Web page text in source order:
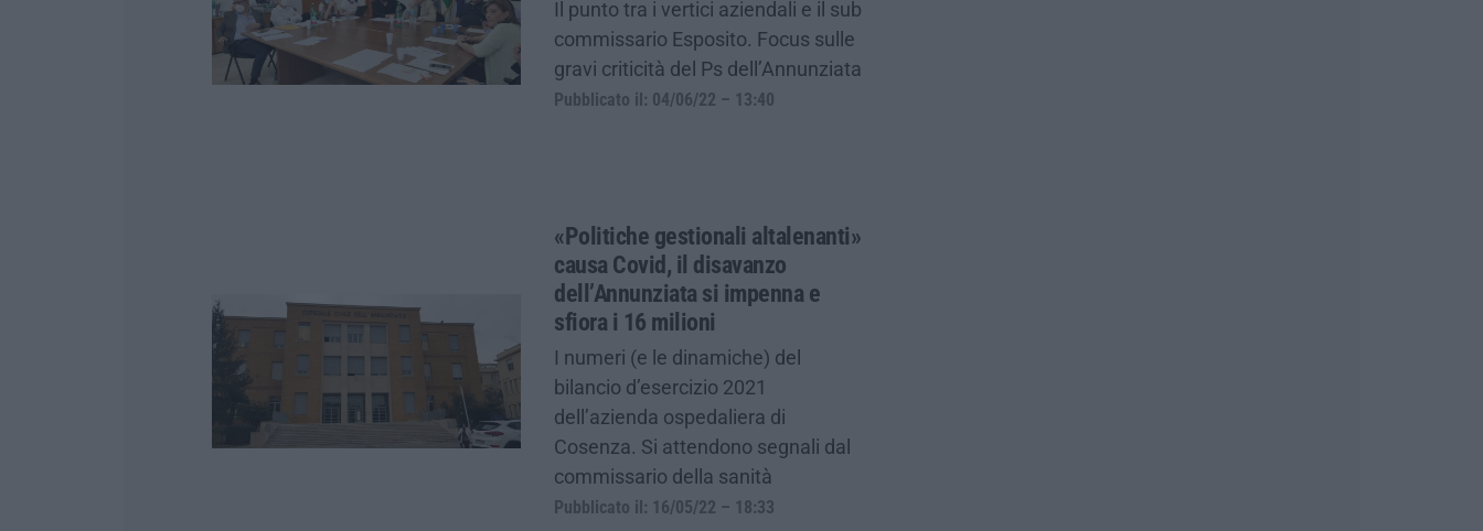
Il punto tra i vertici aziendali e il sub
commissario Esposito. Focus sulle
gravi criticità del Ps dell’Annunziata
Pubblicato il: 04/06/22 – 13:40
«Politiche gestionali altalenanti»
causa Covid, il disavanzo
dell’Annunziata si impenna e
sfiora i 16 milioni
I numeri (e le dinamiche) del
bilancio d’esercizio 2021
dell’azienda ospedaliera di
Cosenza. Si attendono segnali dal
commissario della sanità
Pubblicato il: 16/05/22 – 18:33